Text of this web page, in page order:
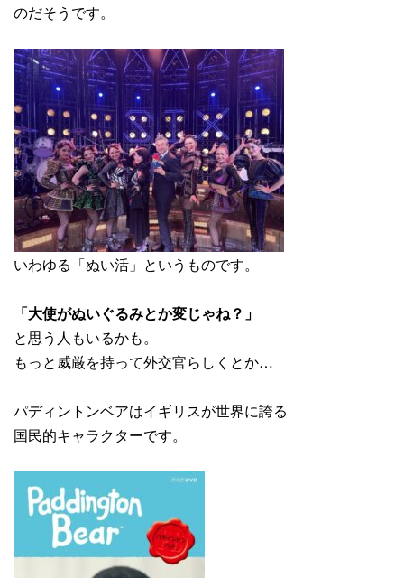
のだそうです。
いわゆる「ぬい活」というものです。
「大使がぬいぐるみとか変じゃね？」
と思う人もいるかも。
もっと威厳を持って外交官らしくとか…
パディントンベアはイギリスが世界に誇る
国民的キャラクターです。